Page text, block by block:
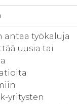
antaa työkaluja
uusia tai
yritysten